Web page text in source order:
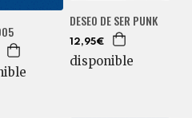
DESEO DE SER PUNK
12,95€
disponible